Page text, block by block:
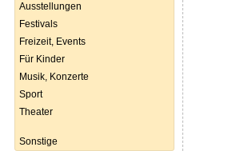
Ausstellungen
Festivals
Freizeit, Events
Für Kinder
Musik, Konzerte
Sport
Theater
Sonstige